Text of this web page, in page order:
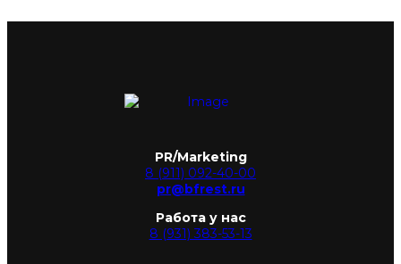
PR/Marketing
8 (911) 092-40-00
pr@bfrest.ru
Работа у нас
8 (931) 383-53-13